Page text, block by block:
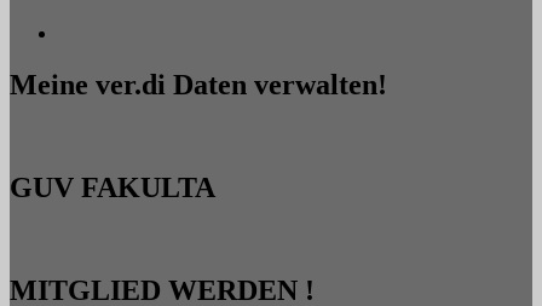
Meine ver.di Daten verwalten!
GUV FAKULTA
MITGLIED WERDEN !